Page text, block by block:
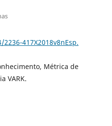
417X2018v8nEsp.
Métrica de
VARK.